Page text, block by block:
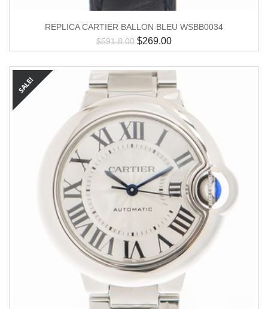
REPLICA CARTIER BALLON BLEU WSBB0034
$591.8.00 $269.00